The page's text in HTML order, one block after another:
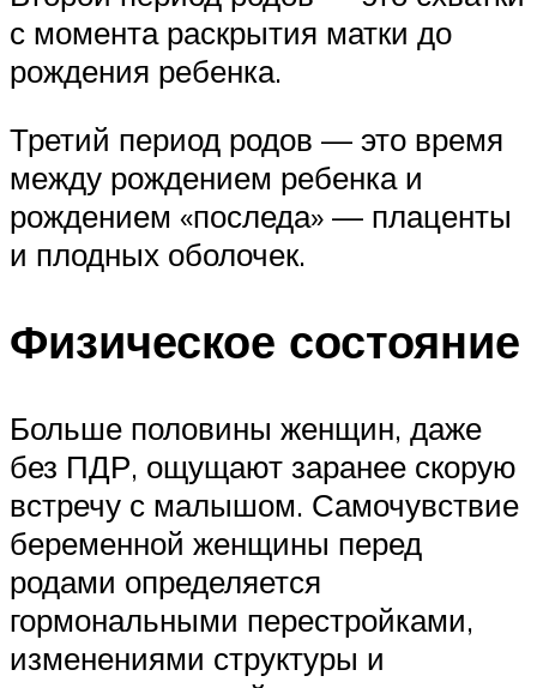
с момента раскрытия матки до
рождения ребенка.
Третий период родов — это время
между рождением ребенка и
рождением «последа» — плаценты
и плодных оболочек.
Физическое состояние
Больше половины женщин, даже
без ПДР, ощущают заранее скорую
встречу с малышом. Самочувствие
беременной женщины перед
родами определяется
гормональными перестройками,
изменениями структуры и